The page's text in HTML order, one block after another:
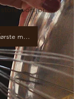
store porsjoner.
Les om den første maten